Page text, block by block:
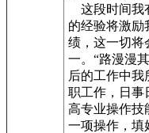
这段时间我
的经验将激励
绩，这一切将
一。“路漫漫
后的工作中
职工作，日事
高专业操作技
一项操作，填